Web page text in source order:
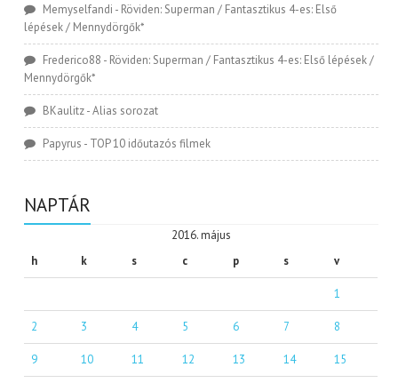
Memyselfandi - Röviden: Superman / Fantasztikus 4-es: Első
lépések / Mennydörgők*
Frederico88 - Röviden: Superman / Fantasztikus 4-es: Első lépések /
Mennydörgők*
BKaulitz-Alias sorozat
Papyrus - TOP 10 időutazós filmek
NAPTÁR
2016. május
h
k s c p s v
1
2 3 4 5 6 7 8
9 10 11 12 13 14 15